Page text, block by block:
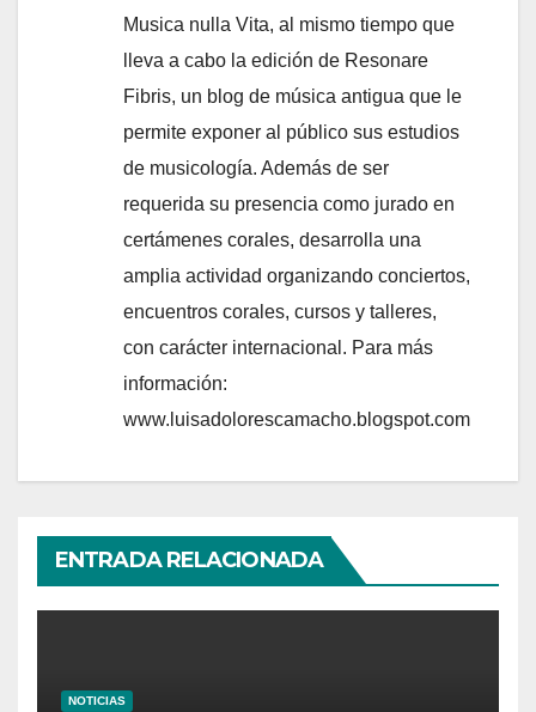
Musica nulla Vita, al mismo tiempo que
lleva a cabo la edición de Resonare
Fibris, un blog de música antigua que le
permite exponer al público sus estudios
de musicología. Además de ser
requerida su presencia como jurado en
certámenes corales, desarrolla una
amplia actividad organizando conciertos,
encuentros corales, cursos y talleres,
con carácter internacional. Para más
información:
www.luisadolorescamacho.blogspot.com
ENTRADA RELACIONADA
NOTICIAS